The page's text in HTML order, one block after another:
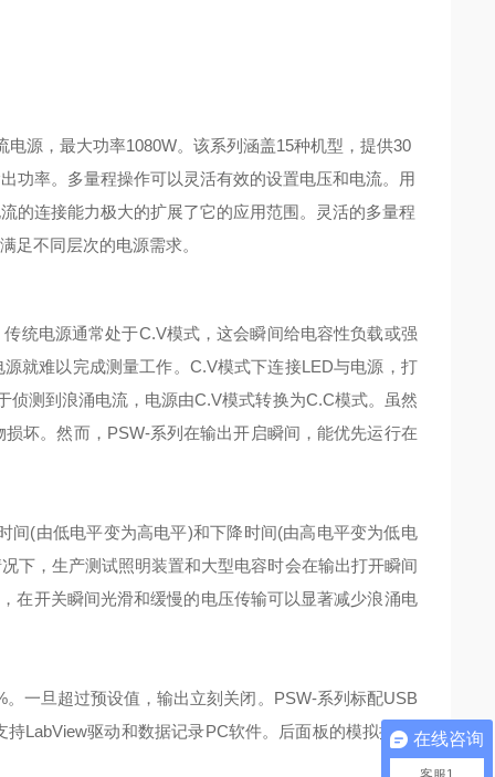
源，最大功率1080W。该系列涵盖15种机型，提供30
功率。多量程操作可以灵活有效的设置电压和电流。用
的连接能力极大的扩展了它的应用范围。灵活的多量程
足不同层次的电源需求。
统电源通常处于C.V模式，这会瞬间给电容性负载或强
就难以完成测量工作。C.V模式下连接LED与电源，打
测到浪涌电流，电源由C.V模式转换为C.C模式。虽然
坏。然而，PSW-系列在输出开启瞬间，能优先运行在
间(由低电平变为高电平)和下降时间(由高电平变为低电
下，生产测试照明装置和大型电容时会在输出打开瞬间
在开关瞬间光滑和缓慢的电压传输可以显著减少浪涌电
一旦超过预设值，输出立刻关闭。PSW-系列标配USB
LabView驱动和数据记录PC软件。后面板的模拟控制/在线咨询